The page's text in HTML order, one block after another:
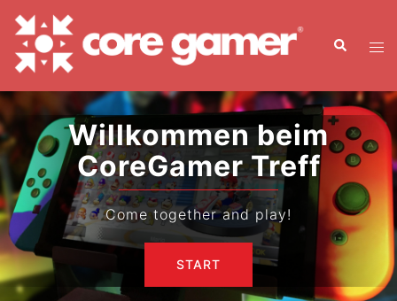
Zum
Inhalt
springen
Suche
Willkommen beim
CoreGamer Treff
Come together and play!
START